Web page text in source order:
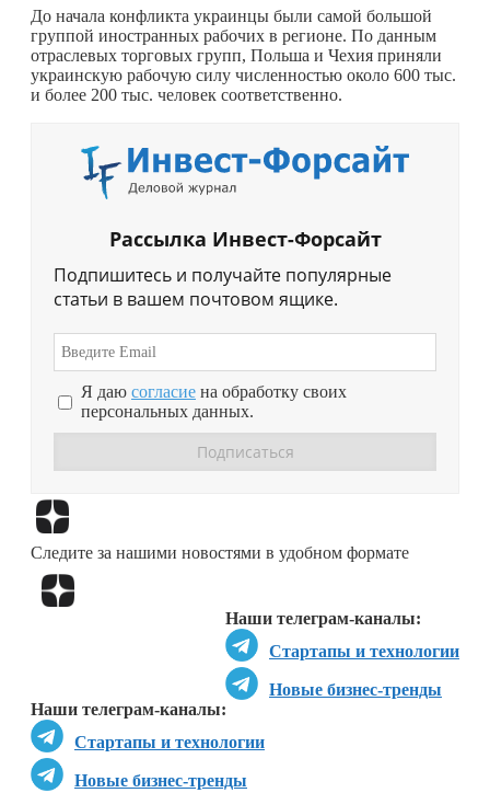
До начала конфликта украинцы были самой большой
группой иностранных рабочих в регионе. По данным
отраслевых торговых групп, Польша и Чехия приняли
украинскую рабочую силу численностью около 600 тыс.
и более 200 тыс. человек соответственно.
Рассылка Инвест-Форсайт
Подпишитесь и получайте популярные
статьи в вашем почтовом ящике.
Я даю согласие на обработку своих
персональных данных.
Следите за нашими новостями в удобном формате
Наши телеграм-каналы:
Стартапы и технологии
Новые бизнес-тренды
Наши телеграм-каналы:
Стартапы и технологии
Новые бизнес-тренды